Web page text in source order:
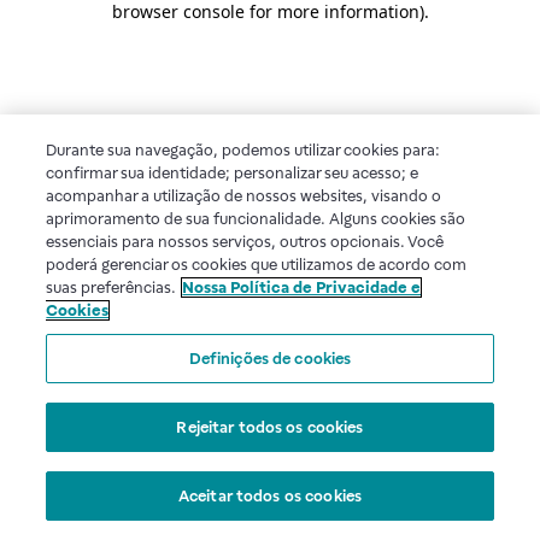
browser console for more information).
Durante sua navegação, podemos utilizar cookies para:
confirmar sua identidade; personalizar seu acesso; e
acompanhar a utilização de nossos websites, visando o
aprimoramento de sua funcionalidade. Alguns cookies são
essenciais para nossos serviços, outros opcionais. Você
poderá gerenciar os cookies que utilizamos de acordo com
suas preferências. Nossa Política de Privacidade e
Cookies
Definições de cookies
Rejeitar todos os cookies
Aceitar todos os cookies